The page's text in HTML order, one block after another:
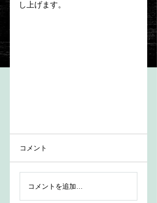
し上げます。
コメント
コメントを追加…